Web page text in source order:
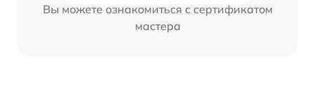
Вы можете ознакомиться с сертификатом
мастера